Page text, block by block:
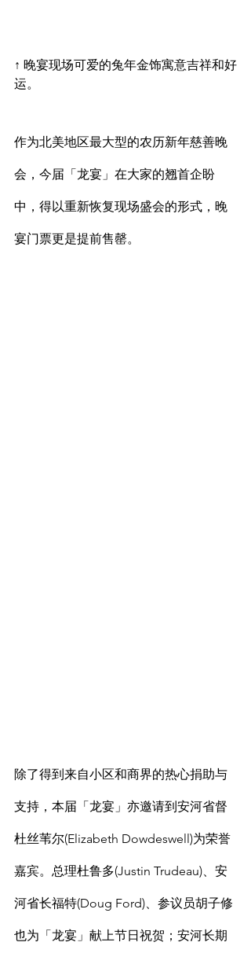
↑ 晚宴现场可爱的兔年金饰寓意吉祥和好
运。
作为北美地区最大型的农历新年慈善晚
会，今届「龙宴」在大家的翘首企盼
中，得以重新恢复现场盛会的形式，晚
宴门票更是提前售罄。
除了得到来自小区和商界的热心捐助与
支持，本届「龙宴」亦邀请到安河省督
杜丝苇尔(Elizabeth Dowdeswell)为荣誉
嘉宾。总理杜鲁多(Justin Trudeau)、安
河省长福特(Doug Ford)、参议员胡子修
也为「龙宴」献上节日祝贺；安河长期